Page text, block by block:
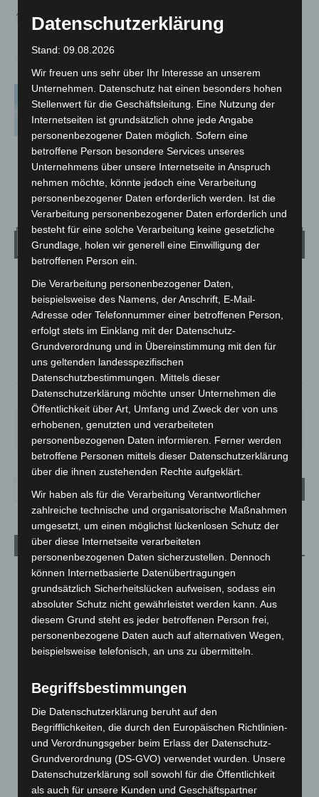
ADAC Stauprognose für 9. bis 11. Juli
Digitale Impfzertifikate für Genesene
ab morgen in Apotheken erhältlich
8. Juli 2021
Wetter
LANGENHAGEN
Bedeckt
30.9°C
21% 2.7m/s 100%
SO.
33°
MO.
27°
DI.
23°
MI.
27° 30°
Aktuelle Beiträge
Kunst trifft Weingenuss: Barbara-Susann Mehring zeigt ihre
Werke im Jacques’ Wein-Depot Isernhagen
8. August 2026
A2: Zweite Turbobaustelle startet zwischen Hannover-West
und Bothfeld
Niedersachsen: Feuerwehrkräfte kehren nach
Waldbrandeinsatz aus Spanien zurück
7. August 2026
Hannover: Erste Tigermücken-Population in Niedersachsen
entdeckt
7. August 2026
Datenschutzerklärung
Stand: 09.08.2026
Wir freuen uns sehr über Ihr Interesse an unserem
Unternehmen. Datenschutz hat einen besonders hohen
Stellenwert für die Geschäftsleitung. Eine Nutzung der
Internetseiten ist grundsätzlich ohne jede Angabe
personenbezogener Daten möglich. Sofern eine
betroffene Person besondere Services unseres
Unternehmens über unsere Internetseite in Anspruch
nehmen möchte, könnte jedoch eine Verarbeitung
personenbezogener Daten erforderlich werden. Ist die
Verarbeitung personenbezogener Daten erforderlich und
besteht für eine solche Verarbeitung keine gesetzliche
Grundlage, holen wir generell eine Einwilligung der
betroffenen Person ein.
Die Verarbeitung personenbezogener Daten,
beispielsweise des Namens, der Anschrift, E-Mail-
Adresse oder Telefonnummer einer betroffenen Person,
erfolgt stets im Einklang mit der Datenschutz-
Grundverordnung und in Übereinstimmung mit den für
uns geltenden landesspezifischen
Datenschutzbestimmungen. Mittels dieser
Datenschutzerklärung möchte unser Unternehmen die
Öffentlichkeit über Art, Umfang und Zweck der von uns
erhobenen, genutzten und verarbeiteten
personenbezogenen Daten informieren. Ferner werden
betroffene Personen mittels dieser Datenschutzerklärung
über die ihnen zustehenden Rechte aufgeklärt.
Wir haben als für die Verarbeitung Verantwortlicher
zahlreiche technische und organisatorische Maßnahmen
umgesetzt, um einen möglichst lückenlosen Schutz der
über diese Internetseite verarbeiteten
personenbezogenen Daten sicherzustellen. Dennoch
können Internetbasierte Datenübertragungen
grundsätzlich Sicherheitslücken aufweisen, sodass ein
absoluter Schutz nicht gewährleistet werden kann. Aus
diesem Grund steht es jeder betroffenen Person frei,
personenbezogene Daten auch auf alternativen Wegen,
beispielsweise telefonisch, an uns zu übermitteln.
Begriffsbestimmungen
Die Datenschutzerklärung beruht auf den
Begrifflichkeiten, die durch den Europäischen Richtlinien-
und Verordnungsgeber beim Erlass der Datenschutz-
Grundverordnung (DS-GVO) verwendet wurden. Unsere
Datenschutzerklärung soll sowohl für die Öffentlichkeit
als auch für unsere Kunden und Geschäftspartner